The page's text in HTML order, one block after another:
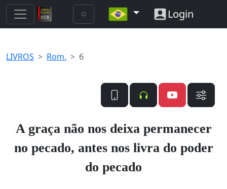
Login
LIVROS Rom. 6
A graça não nos deixa permanecer
no pecado, antes nos livra do poder
do pecado